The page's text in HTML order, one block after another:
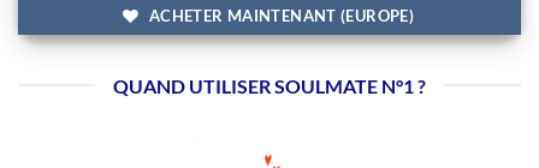
ACHETER MAINTENANT (EUROPE)
QUAND UTILISER SOULMATE N°1 ?